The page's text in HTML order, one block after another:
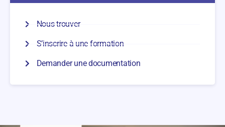
Nous trouver
S’inscrire à une formation
Demander une documentation